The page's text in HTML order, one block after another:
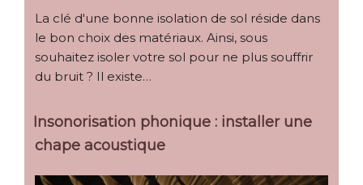
La clé d'une bonne isolation de sol réside dans
le bon choix des matériaux. Ainsi, sous
souhaitez isoler votre sol pour ne plus souffrir
du bruit ? Il existe…
Insonorisation phonique : installer une
chape acoustique